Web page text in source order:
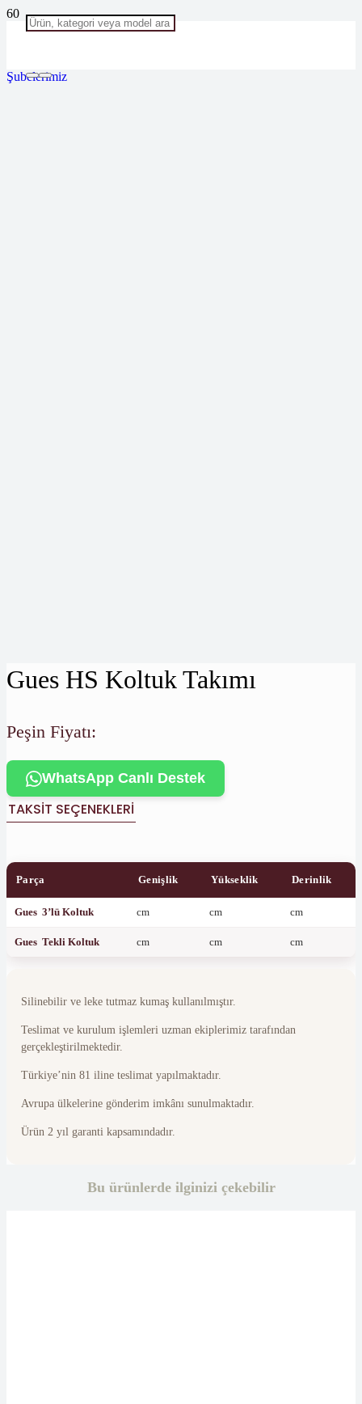
Şubelerimiz
Gues HS Koltuk Takımı
Peşin Fiyatı:
WhatsApp Canlı Destek
TAKSIT SEÇENEKLERI
Parça Genişlik Yükseklik Derinlik
Gues 3’lü Koltuk cm cm cm
Gues Tekli Koltuk cm cm cm
Silinebilir ve leke tutmaz kumaş kullanılmıştır.
Teslimat ve kurulum işlemleri uzman ekiplerimiz tarafından
gerçekleştirilmektedir.
Türkiye’nin 81 iline teslimat yapılmaktadır.
Avrupa ülkelerine gönderim imkânı sunulmaktadır.
Ürün 2 yıl garanti kapsamındadır.
Bu ürünlerde ilginizi çekebilir